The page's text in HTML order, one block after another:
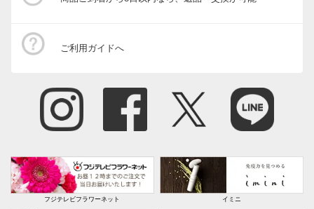
ご利用ガイドへ
フジテレビフラワーネット イミニ